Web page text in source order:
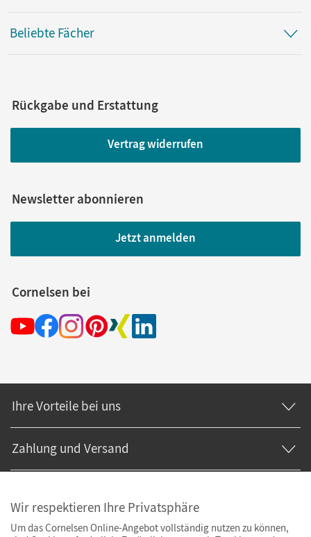
Beliebte Fächer
Rückgabe und Erstattung
Vertrag widerrufen
Newsletter abonnieren
Jetzt anmelden
Cornelsen bei
Ihre Vorteile bei uns
Zahlung und Versand
Wir respektieren Ihre Privatsphäre
Um das Cornelsen Online-Angebot vollständig nutzen zu können,